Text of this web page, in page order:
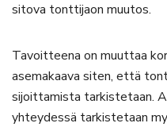
sitova tonttijaon muutos.
Tavoitteena on muuttaa
asemakaava siten, että
sijoittamista tarkistetaan.
yhteydessä tarkistetaan